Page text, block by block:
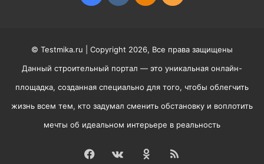
© Testmika.ru | Copyright 2026, Все права защищены
Данный строительный портал — это уникальная онлайн-
площадка, созданная специально для того, чтобы облегчить
жизнь всем тем, кто задумал сменить обстановку и воплотить
мечты об идеальном интерьере в реальность
Facebook
vk.comOdnoklassniki
RSS